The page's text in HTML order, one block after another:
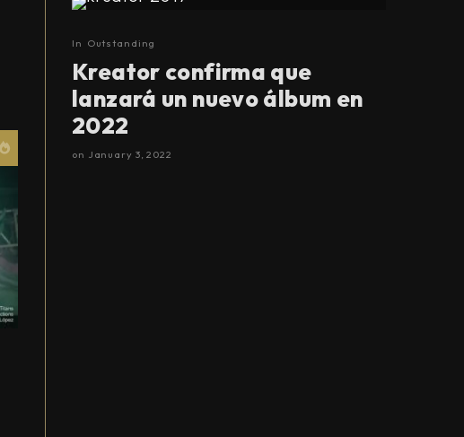
In Outstanding
Kreator confirma que
lanzará un nuevo álbum en
2022
on January 3, 2022